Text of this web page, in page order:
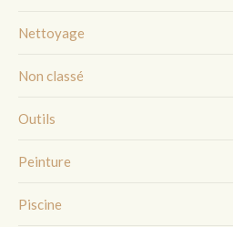
Nettoyage
Non classé
Outils
Peinture
Piscine